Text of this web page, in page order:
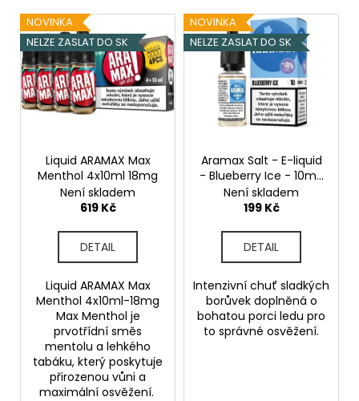
V
ý
p
s
NOVINKA
NELZE ZASLAT DO SK
Liquid ARAMAX Max
Menthol 4x10ml 18mg
Není skladem
619 Kč
DETAIL
Liquid ARAMAX Max
Menthol 4x10ml-18mg
Max Menthol je
prvotřídní směs
mentolu a lehkého
tabáku, který poskytuje
přirozenou vůni a
maximální osvěžení.
NOVINKA
NELZE ZASLAT DO SK
Aramax Salt - E-liquid
- Blueberry Ice - 10mg
Ledová borůvka
Není skladem
199 Kč
DETAIL
Intenzivní chuť sladkých
borůvek doplněná o
bohatou porci ledu pro
to správné osvěžení.